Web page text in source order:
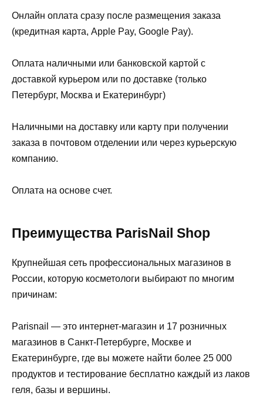
Онлайн оплата сразу после размещения заказа
(кредитная карта, Apple Pay, Google Pay).
Оплата наличными или банковской картой с
доставкой курьером или по доставке (только
Петербург, Москва и Екатеринбург)
Наличными на доставку или карту при получении
заказа в почтовом отделении или через курьерскую
компанию.
Оплата на основе счет.
Преимущества ParisNail Shop
Крупнейшая сеть профессиональных магазинов в
России, которую косметологи выбирают по многим
причинам:
Parisnail — это интернет-магазин и 17 розничных
магазинов в Санкт-Петербурге, Москве и
Екатеринбурге, где вы можете найти более 25 000
продуктов и тестирование бесплатно каждый из лаков
геля, базы и вершины.